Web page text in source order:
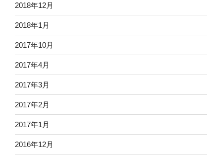
2018年12月
2018年1月
2017年10月
2017年4月
2017年3月
2017年2月
2017年1月
2016年12月